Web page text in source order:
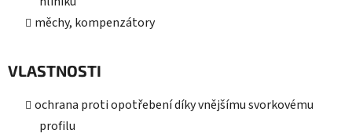
měchy, kompenzátory
VLASTNOSTI
ochrana proti opotřebení díky vnějšímu svorkovému
profilu